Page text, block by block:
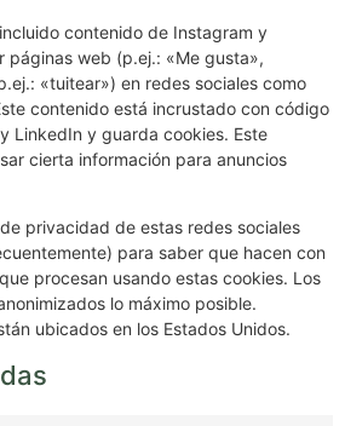
contenido de Instagram y
páginas web (p.ej.: «Me gusta»,
«tuitear») en redes sociales como
contenido está incrustado con código
LinkedIn y guarda cookies. Este
cierta información para anuncios
privacidad de estas redes sociales
para saber que hacen con
procesan usando estas cookies. Los
lo máximo posible.
ubicados en los Estados Unidos.